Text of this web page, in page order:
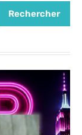
Rechercher